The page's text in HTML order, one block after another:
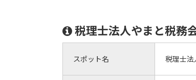
税理士法人やまと税務
スポット名 税理士